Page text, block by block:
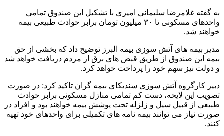
به گفته غلامرضا سلیمانی امیری با تشکیل این صندوق تمامی
واحدهای مسکونی تا ۳۰ میلیون تومان برابر حوادث طبیعی بیمه
خواهند شد.
مدیر بیمه های آتش سوزی بیمه البرز توضیح داد که بخشی از حق
بیمه این صندوق از طریق قبض های برق از مردم دریافت خواهد شد
و دولت نیز سهم خود را پرداخت خواهد کرد.
دبیر کارگروه آتش سوزی سندیکای بیمه گران تاکید کرد: در صورت
تصویب این لایحه، دست کم تمامی منازل مسکونی برابر حوادث
طبیعی از قبیل سیل و زلزله تحت پوشش بیمه خواهند بود و افراد در
صورت نیاز می توانند بیمه نامه های تکمیلی برای واحدهای خود تهیه
کنند.